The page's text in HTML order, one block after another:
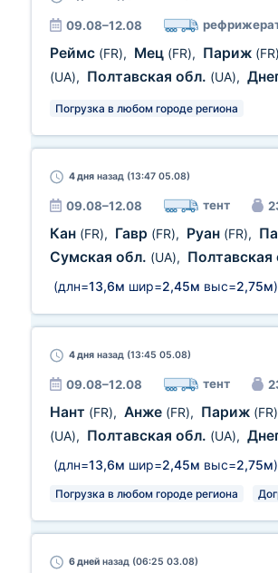
09.08–12.08
Реймс (FR), Мец (FR), Париж (FR)
(UA), Полтавская обл. (UA),
Погрузка в любом городе региона
4 дня назад (13:47 05.08)
09.08–12.08 тент
Кан (FR), Гавр (FR), Руан (FR),
Сумская обл. (UA), Полтавская
(длн=13,6м шир=2,45м выс=2,75м)
4 дня назад (13:45 05.08)
09.08–12.08 тент
Нант (FR), Анже (FR), Париж (FR)
(UA), Полтавская обл. (UA),
(длн=13,6м шир=2,45м выс=2,75м)
Погрузка в любом городе региона
6 дней назад (06:25 03.08)